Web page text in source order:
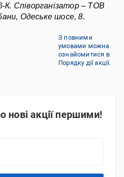
К. Співорганізатор – ТОВ
Одеське шосе, 8.
З повними
умовами можна
ознайомитися в
Порядку дії акції.
нові акції першими!